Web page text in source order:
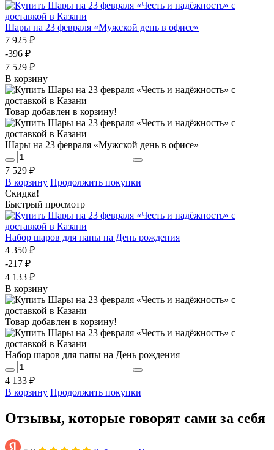
Шары на 23 февраля «Мужской день в офисе»
7 925 ₽
-396 ₽
7 529 ₽
В корзину
Товар добавлен в корзину!
Шары на 23 февраля «Мужской день в офисе»
7 529 ₽
В корзину Продолжить покупки
Скидка!
Быстрый просмотр
Набор шаров для папы на День рождения
4 350 ₽
-217 ₽
4 133 ₽
В корзину
Товар добавлен в корзину!
Набор шаров для папы на День рождения
4 133 ₽
В корзину Продолжить покупки
Отзывы, которые говорят сами за себя